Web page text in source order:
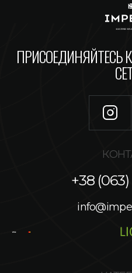
ПРИСОЕДИНЯЙТЕСЬ
+38 (063)